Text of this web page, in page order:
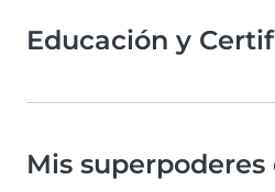
Educación y
Mis superpoderes